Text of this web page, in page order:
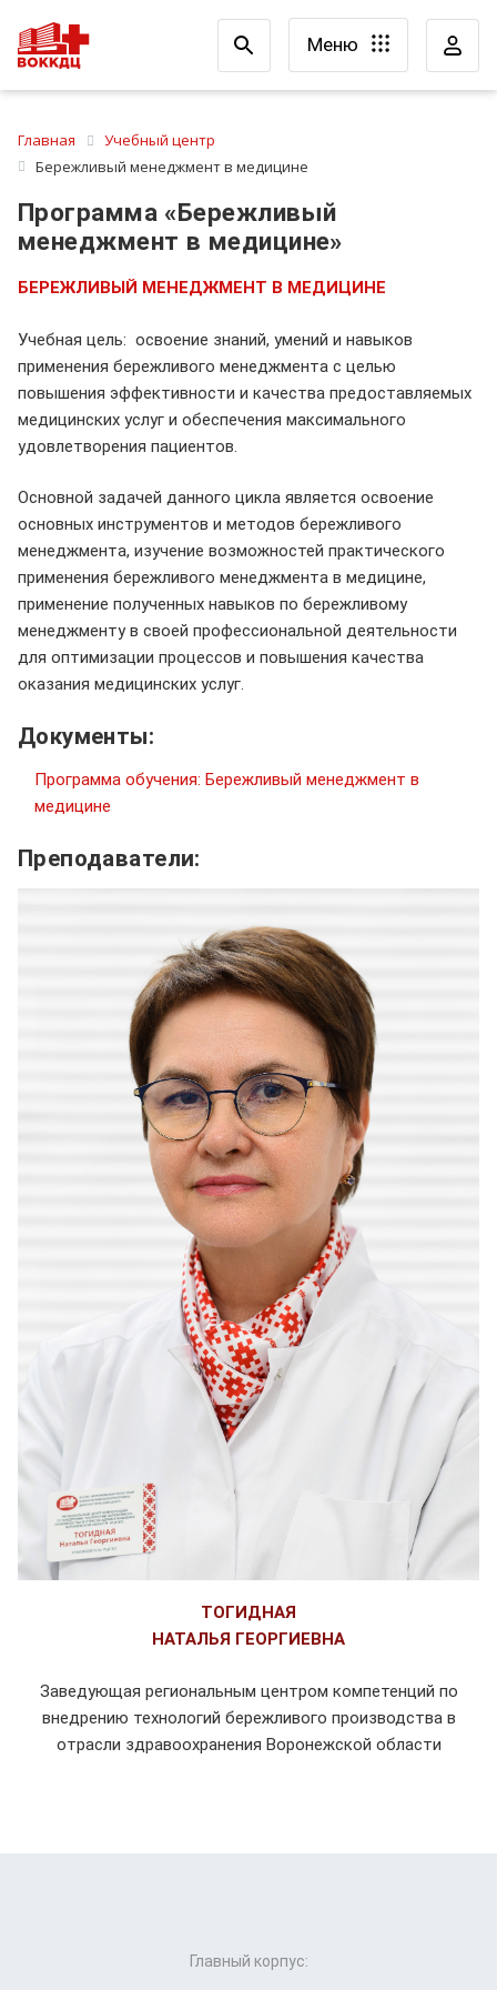
Меню
Главная
Учебный центр
Бережливый менеджмент в медицине
Программа «Бережливый
менеджмент в медицине»
БЕРЕЖЛИВЫЙ МЕНЕДЖМЕНТ В МЕДИЦИНЕ
Учебная цель: освоение знаний, умений и навыков
применения бережливого менеджмента с целью
повышения эффективности и качества предоставляемых
медицинских услуг и обеспечения максимального
удовлетворения пациентов.
Основной задачей данного цикла является освоение
основных инструментов и методов бережливого
менеджмента, изучение возможностей практического
применения бережливого менеджмента в медицине,
применение полученных навыков по бережливому
менеджменту в своей профессиональной деятельности
для оптимизации процессов и повышения качества
оказания медицинских услуг.
Документы:
Программа обучения: Бережливый менеджмент в
медицине
Преподаватели:
ТОГИДНАЯ
НАТАЛЬЯ ГЕОРГИЕВНА
Заведующая региональным центром компетенций по
внедрению технологий бережливого производства в
отрасли здравоохранения Воронежской области
Главный корпус: